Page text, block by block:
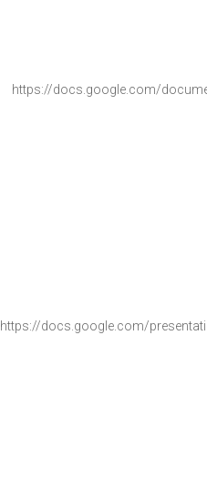
https://docs.google.com/
https://docs.google.com/